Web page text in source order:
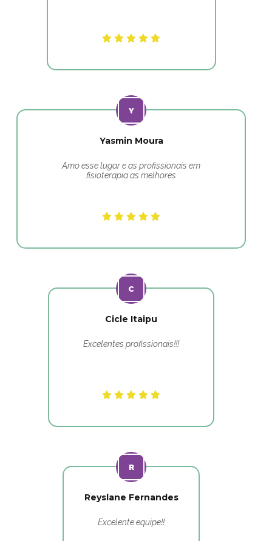
Yasmin Moura
Amo esse lugar e as profissionais em
fisioterapia as melhores
Cicle Itaipu
Excelentes profissionais!!!
Reyslane Fernandes
Excelente equipe!!